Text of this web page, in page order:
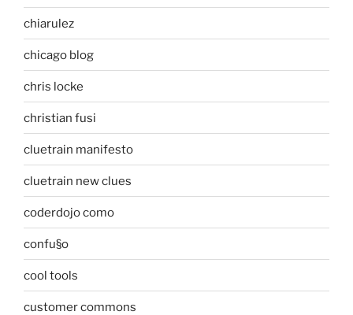
chiarulez
chicago blog
chris locke
christian fusi
cluetrain manifesto
cluetrain new clues
coderdojo como
confu§o
cool tools
customer commons